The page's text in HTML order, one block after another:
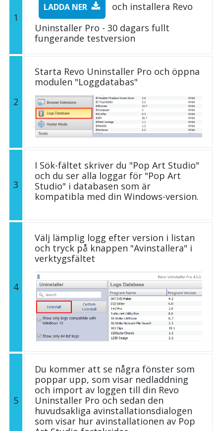
1
LADDA NER
och installera Revo
Uninstaller Pro - 30 dagars fullt
fungerande testversion
2
Starta Revo Uninstaller Pro och öppna
modulen "Loggdatabas"
3
I Sök-fältet skriver du "Pop Art Studio"
och du ser alla loggar för "Pop Art
Studio" i databasen som är
kompatibla med din Windows-version.
4
Välj lämplig logg efter version i listan
och tryck på knappen "Avinstallera" i
verktygsfältet
5
Du kommer att se några fönster som
poppar upp, som visar nedladdning
och import av loggen till din Revo
Uninstaller Pro och sedan den
huvudsakliga avinstallationsdialogen
som visar hur avinstallationen av Pop